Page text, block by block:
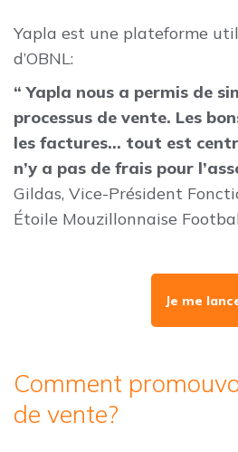
Yapla est une plateforme
d’OBNL:
“ Yapla nous a permis de
processus de vente. Les
les factures... tout est
n’y a pas de frais pour
Gildas, Vice-Président
Étoile Mouzillonnaise
Je me
Comment
de vente?